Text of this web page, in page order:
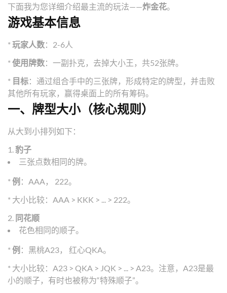
下面我为您详细介绍最主流的玩法——炸金花。
游戏基本信息
*玩家人数：2-6人
*使用牌数：一副扑克，去掉大小王，共52张牌。
* 目标：通过组合手中的三张牌，形成特定的牌型，并击败
其他所有玩家，赢得桌面上的所有筹码。
一、牌型大小（核心规则）
从大到小排列如下：
1.豹子
三张点数相同的牌。
*例 ：AAA， 222。
* 大小比较：AAA > KKK > ... > 222。
2. 同花顺
花色相同的顺子。
*例 ：黑桃A23， 红心QKA。
* 大小比较：A23 > QKA > JQK > ... > A23。注意，A23是最
小的顺子，有时也被称为“特殊顺子”。